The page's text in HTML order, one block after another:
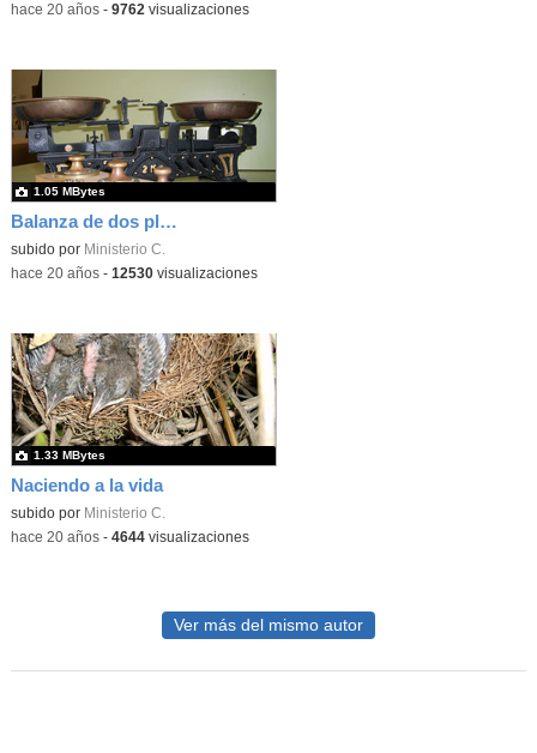
-hace 20 años- 9762 visualizaciones
Balanza de dos platos
subido por Ministerio C.
1.05 MBytes
-hace 20 años- 12530visualizaciones
Naciendo a la vida
subido por Ministerio C.
1.33 MBytes
-hace 20 años- 4644visualizaciones
Ver más del mismo autor